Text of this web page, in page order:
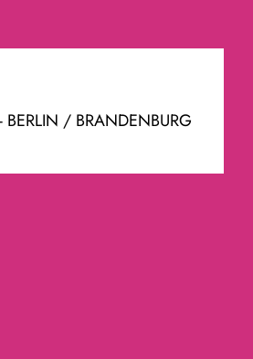
BERLIN / BRANDENBURG